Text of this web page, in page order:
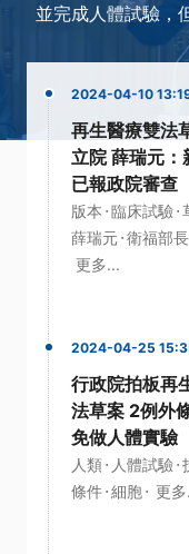
並完成人體試驗，
2024-04-10
再生醫療雙法
立院 薛瑞元：
已報政院審查
版本 ·臨床試驗·
薛瑞元·衛福部長
更多...
2024-04-25
行政院拍板再
法草案 2例外
免做人體實驗
人類· 人體試驗·
條件·細胞· 更